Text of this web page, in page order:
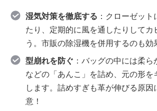
湿気対策を徹底する ：クローゼッ
たり、定期的に風を通したりしてカ
う。市販の除湿機を併用するのも効
型崩れを防ぐ ：バッグの中には柔
などの「あんこ」を詰め、元の形を
します。詰めすぎも革が伸びる原因
意！